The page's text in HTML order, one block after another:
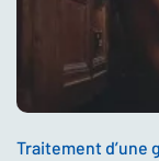
Traitement d’une